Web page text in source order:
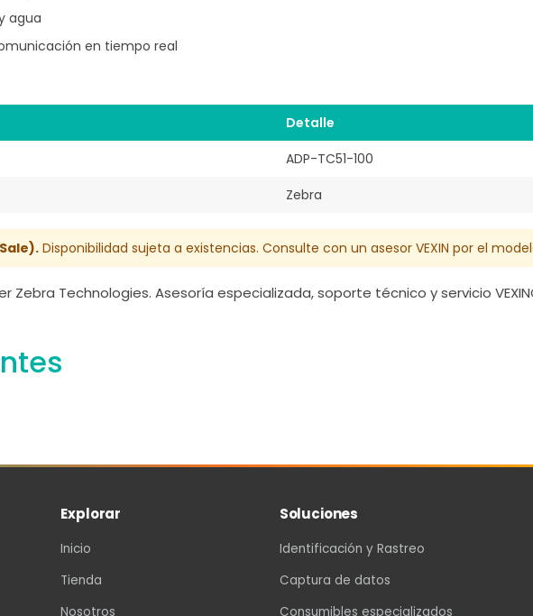
agua
en tiempo real
Detalle
ADP-TC51-100
Zebra
Disponibilidad sujeta a existencias. Consulte con un asesor VEXIN por el
Zebra Technologies. Asesoría especializada, soporte técnico y servicio
Explorar
Inicio
Tienda
Nosotros
Soluciones
Identificación y Rastreo
Captura de datos
Consumibles especializados